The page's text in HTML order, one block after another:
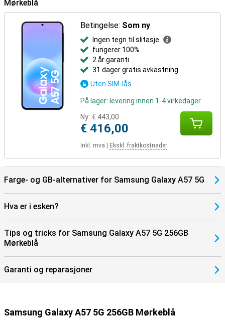
Mørkeblå
Betingelse: Som ny
Ingen tegn til slitasje
fungerer 100%
2 år garanti
31 dager gratis avkastning
Uten SIM-lås
På lager: levering innen 1-4 virkedager
Ny: € 443,00
€ 416,00
Inkl. mva Ekskl. fraktkostnader
Farge- og GB-alternativer for Samsung Galaxy A57 5G
Hva er i esken?
Tips og tricks for Samsung Galaxy A57 5G 256GB
Mørkeblå
Garanti og reparasjoner
Samsung Galaxy A57 5G 256GB Mørkeblå